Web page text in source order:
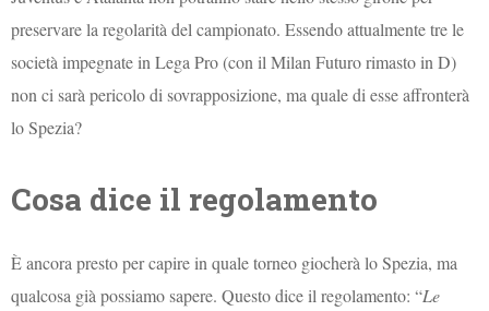
preservare la regolarità del campionato. Essendo attualmente tre le
società impegnate in Lega Pro (con il Milan Futuro rimasto in D)
non ci sarà pericolo di sovrapposizione, ma quale di esse affronterà
lo Spezia?
Cosa dice il regolamento
È ancora presto per capire in quale torneo giocherà lo Spezia, ma
qualcosa già possiamo sapere. Questo dice il regolamento: “Le